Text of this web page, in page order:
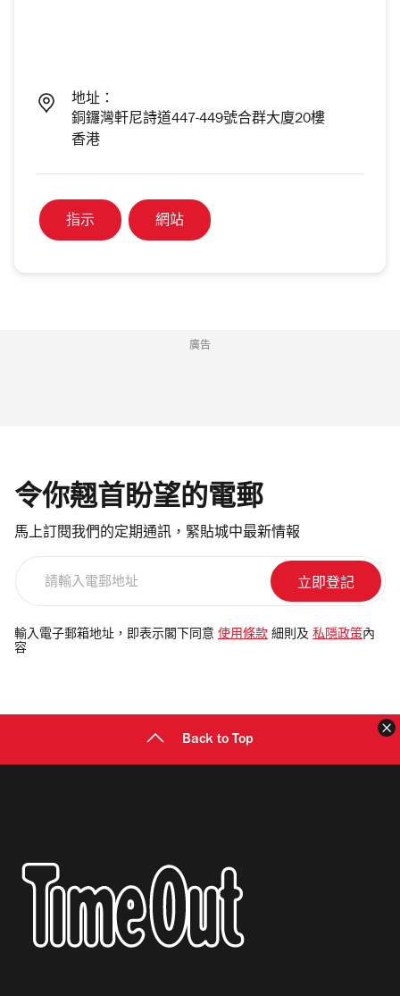
地址：
銅鑼灣軒尼詩道447-449號合群大廈20樓
香港
指示 網站
廣告
令你翹首盼望的電郵
馬上訂閱我們的定期通訊，緊貼城中最新情報
電
郵
輸入電子郵箱地址，即表示閣下同意 使用條款 細則及 私隱政策 內
容
Back to Top